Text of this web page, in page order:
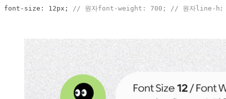
font-size: 12px; // 원자font-weight: 700; // 원자line-